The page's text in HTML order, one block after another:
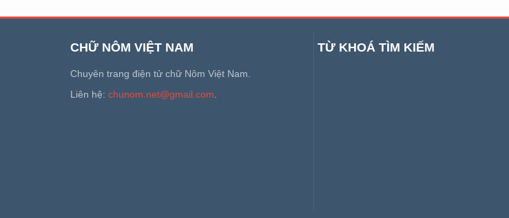
CHỮ NÔM VIỆT NAM
Chuyên trang điện tử chữ Nôm Việt Nam.
Liên hệ: chunom.net@gmail.com
TỪ KHOÁ TÌM KIẾM